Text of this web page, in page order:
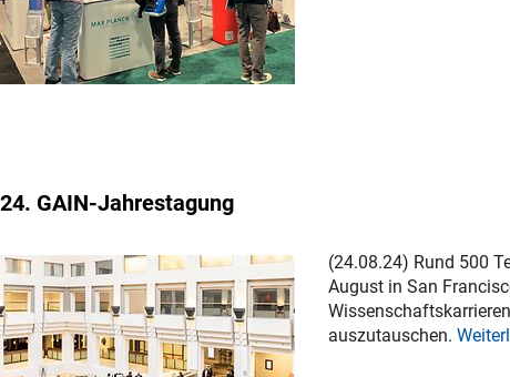
24. GAIN-Jahrestagung
(24.08.24) Rund 500
August in San
auszutauschen.